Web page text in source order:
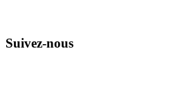
Suivez-nous